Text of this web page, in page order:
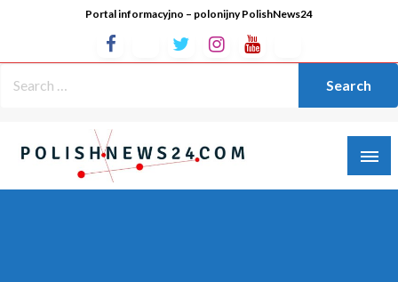
Portal informacyjno – polonijny PolishNews24